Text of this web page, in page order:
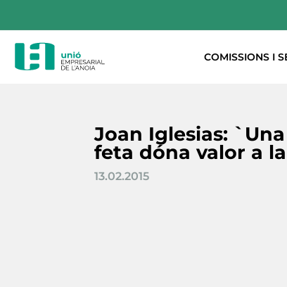
COMISSIONS I
Joan Iglesias:
feta dóna valor a
13.02.2015